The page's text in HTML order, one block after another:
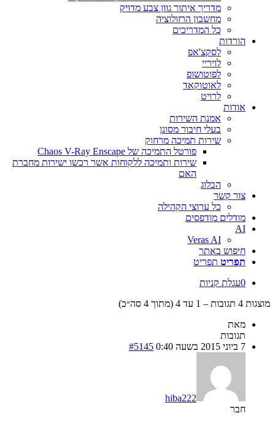
מדריך איתור גוון צבע מדויק
מחשבון הרזולוציה
כל המדריכים
הורדות
לסקצ'אפ
לויריי
לפוטושופ
לאוטוקאד
לרויט
אודות
אמנת השירות
בעלי חיבור מסונן
שירות תמיכה מרחוק
פורטל התמיכה של Chaos V-Ray Enscape
שירות ותמיכה ללקוחות אשר רכשו ישירות מחברת
האם
הבלוג
צור קשר
כל ערוצי הקהילה
מודלים מודפסים
AI
Veras AI
חיפוש באתר
תפריט תפריט
0עגלת קניות
מוצגות 4 תגובות – 1 עד 4 (מתוך 4 סה״כ)
מאת
תגובות
7 ביוני 2015 בשעה 0:40
#5145
hiba222
חבר